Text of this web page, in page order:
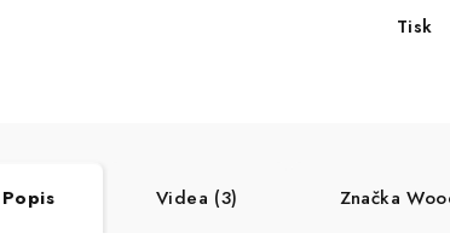
Tisk
Popis Videa (3) Značka